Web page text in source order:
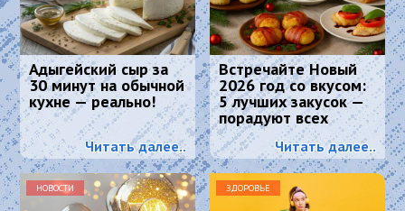
Адыгейский сыр за
30 минут на обычной
кухне — реально!
Читать далее..
Встречайте Новый
2026 год со вкусом:
5 лучших закусок —
порадуют всех
гостей и Огненную
ЛошадьЧитать далее..
НОВОСТИ ЗДОРОВЬЕ